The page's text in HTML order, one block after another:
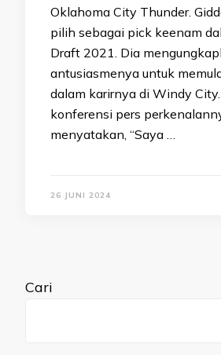
Oklahoma City Thunder.
pilih sebagai pick keenam
Draft 2021. Dia
antusiasmenya untuk
dalam karirnya di Windy
konferensi pers
menyatakan, “Saya …
26 JUNI 2024
Cari